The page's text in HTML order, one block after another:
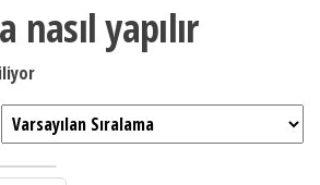
yapılır